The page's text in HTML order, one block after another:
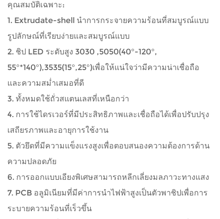
คุณสมบัติเฉพาะ:
1. Extrudate-shell นำการกระจายความร้อนที่สมบูรณ์แบบ
รูปลักษณ์ที่เรียบง่ายและสมบูรณ์แบบ
2. ชิป LED ระดับสูง 3030 ,5050(40°-120°,
55°*140°),3535(15°,25°)เพื่อให้แน่ใจว่ามีความน่าเชื่อถือ
และความสม่ำเสมอที่ดี
3. ทั้งหมดใช้ถั่วสแตนเลสที่เหนือกว่า
4. การใช้ไดรเวอร์ที่มีประสิทธิภาพและเชื่อถือได้เพื่อปรับปรุง
เสถียรภาพและอายุการใช้งาน
5. ตัวยึดที่มีความแข็งแรงสูงเพื่อตอบสนองความต้องการด้าน
ความปลอดภัย
6. การออกแบบเอียงพิเศษสามารถหลีกเลี่ยงมลภาวะทางแสง
7. PCB อลูมิเนียมที่มีค่าการนำไฟฟ้าสูงเป็นตัวพาชิปเพื่อการ
ระบายความร้อนที่เร็วขึ้น